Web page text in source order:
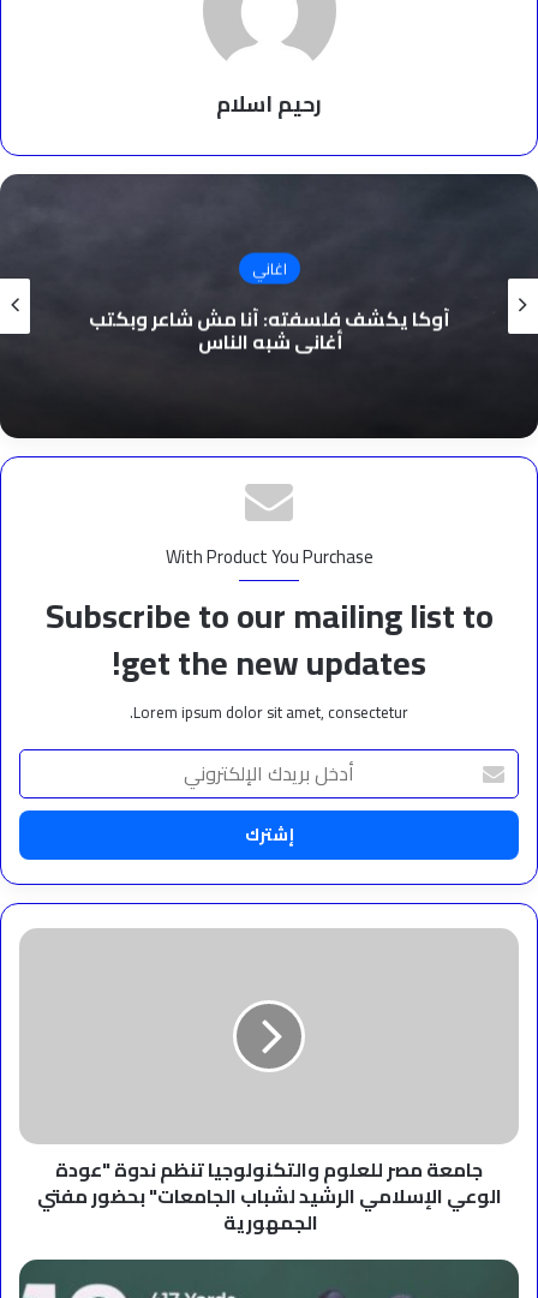
رحيم اسلام
اغاني
أوكا يكشف فلسفته: أنا مش شاعر وبكتب
أغاني شبه الناس
With Product You Purchase
Subscribe to our mailing list to
get the new updates!
Lorem ipsum dolor sit amet, consectetur.
أدخل
بريدك
الإلكتروني
جامعة
الإسلامي
الرشيد
لشباب
الجامعات"
مفتي
جامعة مصر للعلوم والتكنولوجيا تنظم ندوة "عودة
الوعي الإسلامي الرشيد لشباب الجامعات" بحضور مفتي
الجمهورية
موسم